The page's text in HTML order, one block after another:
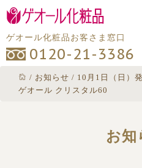
ゲオール化粧品お客さま窓口
0120-21-3386
/ お知らせ / 10月1日（日）
ゲオール クリスタル60
お知